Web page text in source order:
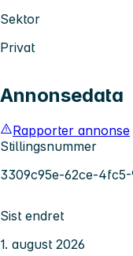
Sektor
Privat
Annonsedata
Rapporter annonse
Stillingsnummer
3309c95e-62ce-
Sist endret
1. august 2026